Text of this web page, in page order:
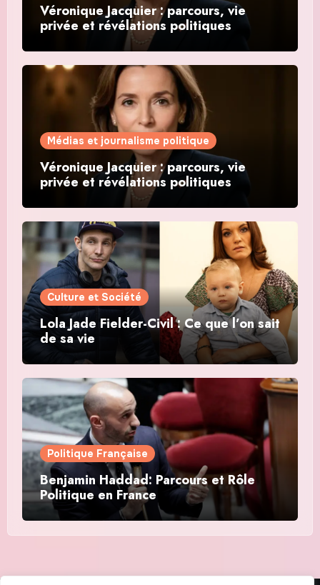
Véronique Jacquier : parcours, vie
privée et révélations politiques
Médias et journalisme politique
Véronique Jacquier : parcours, vie
privée et révélations politiques
Culture et Société
Lola Jade Fielder-Civil : Ce que l’on sait
de sa vie
Politique Française
Benjamin Haddad: Parcours et Rôle
Politique en France